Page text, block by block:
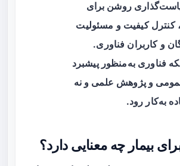
روشن برای
کیفیت و مسئولیت
و کاربران فناوری.
فناوری به‌منظور پیشبرد
و پژوهش علمی و نه
به‌کار رود.
بیمار چه معنایی دارد؟